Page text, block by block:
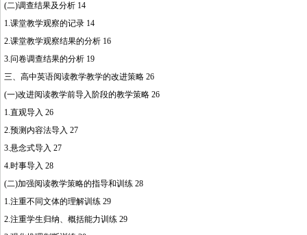
(二)调查结果及分析 14
1.课堂教学观察的记录 14
2.课堂教学观察结果的分析 16
3.问卷调查结果的分析 19
三、高中英语阅读教学教学的改进策略 26
(一)改进阅读教学前导入阶段的教学策略 26
1.直观导入 26
2.预测内容法导入 27
3.悬念式导入 27
4.时事导入 28
(二)加强阅读教学策略的指导和训练 28
1.注重不同文体的理解训练 29
2.注重学生归纳、概括能力训练 29